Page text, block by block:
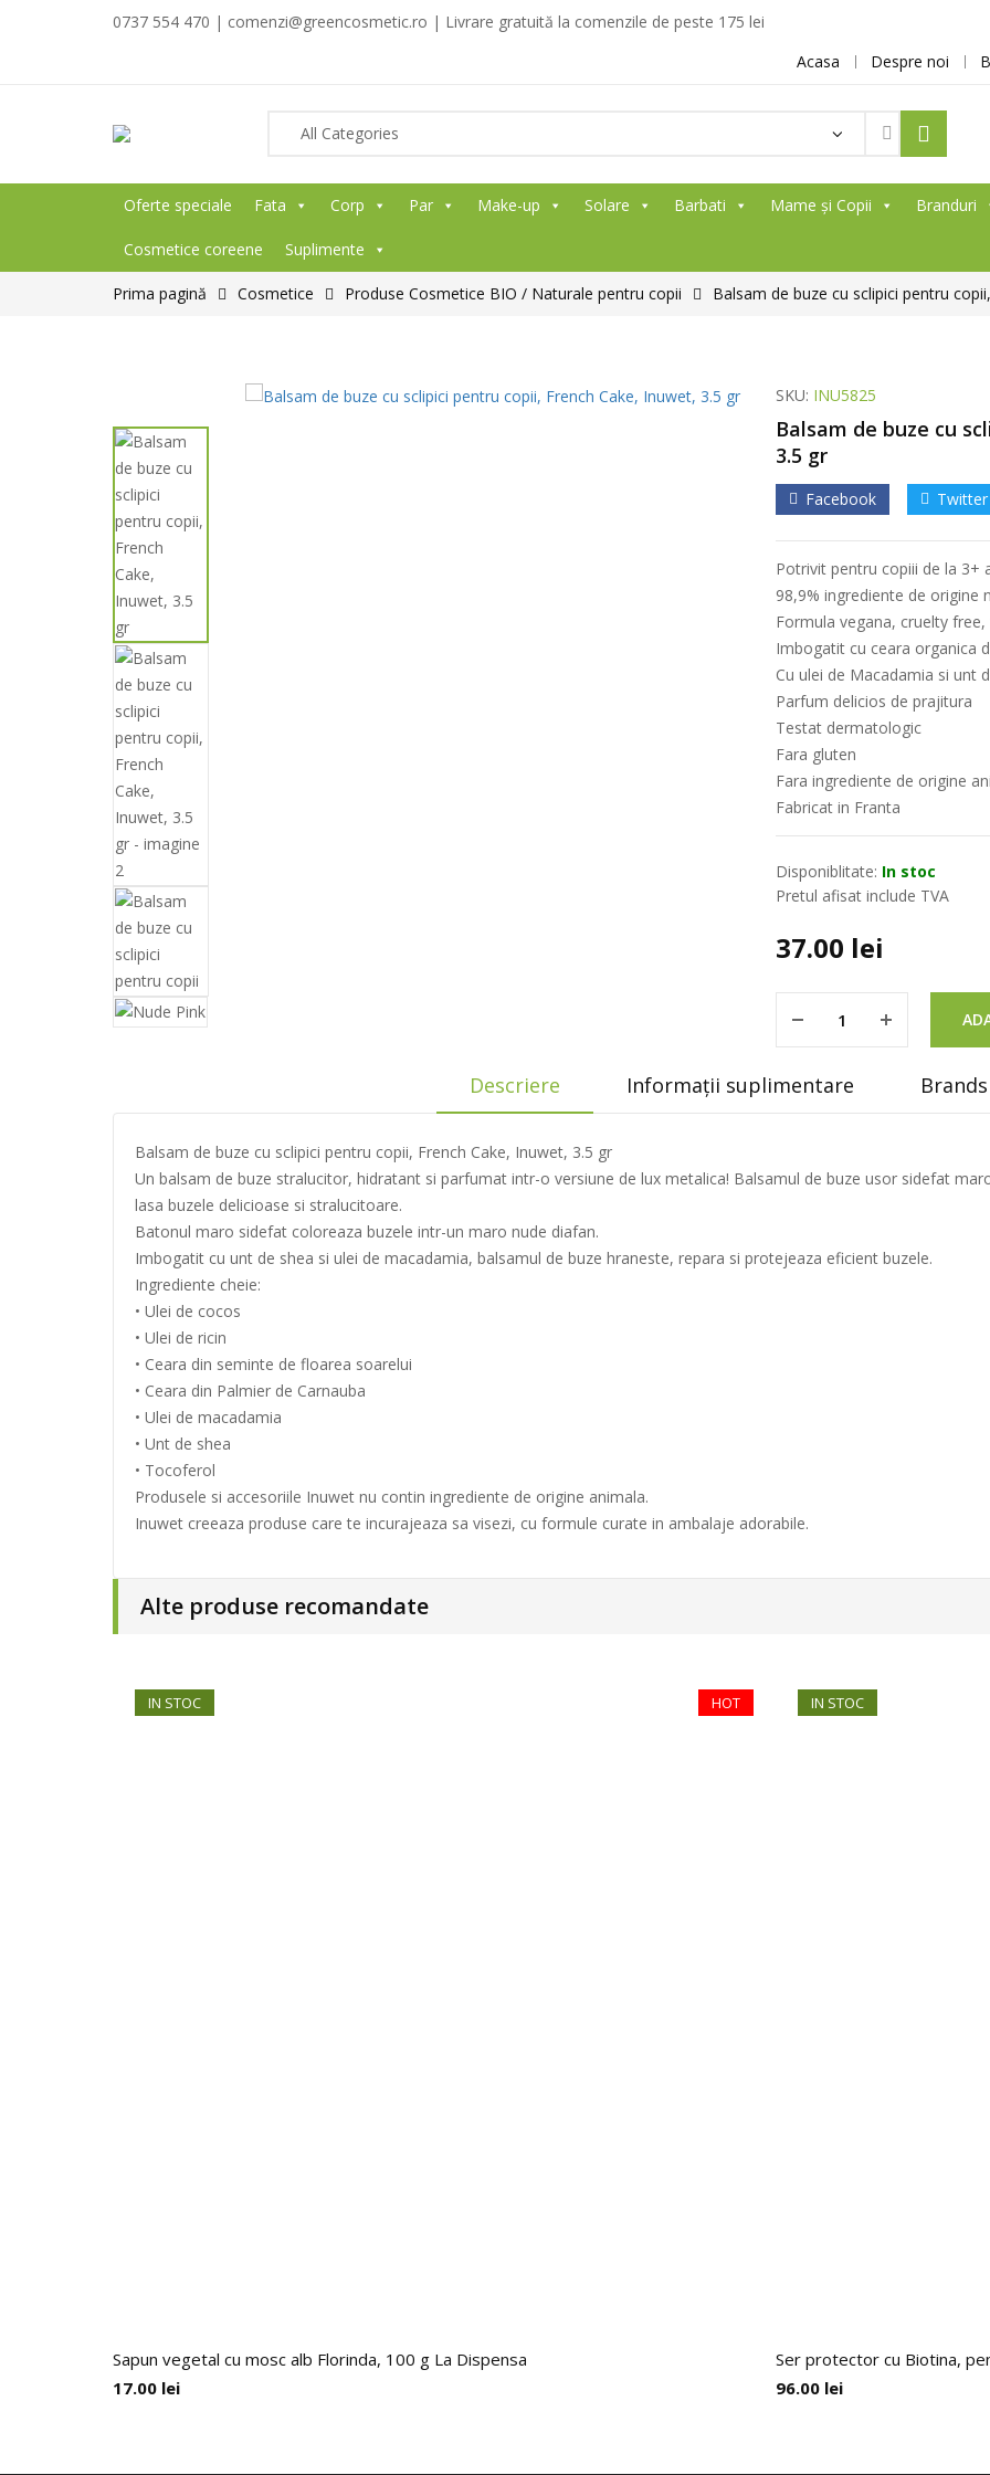
0737 554 470 | comenzi@greencosmetic.ro | Livrare gratuită la comenzile de peste 175 lei
Acasa
Despre noi
Oferte speciale Fata Corp Par Make-up Solare Barbati Mame și Copii Branduri
Cosmetice coreene Suplimente
Prima pagină Cosmetice Produse Cosmetice BIO / Naturale pentru copii Balsam de buze cu sclipici pentru
SKU: INU5825
Balsam de buze cu
3.5 gr
Facebook Twitter
Potrivit pentru copiii de la 3+
98,9% ingrediente de origine
Formula vegana, cruelty
Imbogatit cu ceara organica
Cu ulei de Macadamia si unt
Parfum delicios de prajitura
Testat dermatologic
Fara gluten
Fara ingrediente de origine
Fabricat in Franta
Disponiblitate: In stoc
Pretul afisat include TVA
37.00 lei
Descriere Informații suplimentare
Balsam de buze cu sclipici pentru copii, French Cake, Inuwet, 3.5 gr
Un balsam de buze stralucitor, hidratant si parfumat intr-o versiune de lux metalica! Balsamul de buze usor sidefat
lasa buzele delicioase si stralucitoare.
Batonul maro sidefat coloreaza buzele intr-un maro nude diafan.
Imbogatit cu unt de shea si ulei de macadamia, balsamul de buze hraneste, repara si protejeaza eficient buzele.
Ingrediente cheie:
• Ulei de cocos
• Ulei de ricin
• Ceara din seminte de floarea soarelui
• Ceara din Palmier de Carnauba
• Ulei de macadamia
• Unt de shea
• Tocoferol
Produsele si accesoriile Inuwet nu contin ingrediente de origine animala.
Inuwet creeaza produse care te incurajeaza sa visezi, cu formule curate in ambalaje adorabile.
Alte produse recomandate
HOT
IN STOC
Sapun vegetal cu mosc alb Florinda, 100 g La Dispensa
17.00 lei
IN STOC
Ser protector cu Biotina,
96.00 lei